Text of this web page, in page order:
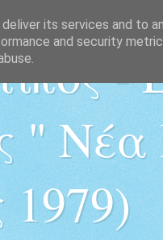
-
"
1979)
its services and to
and security